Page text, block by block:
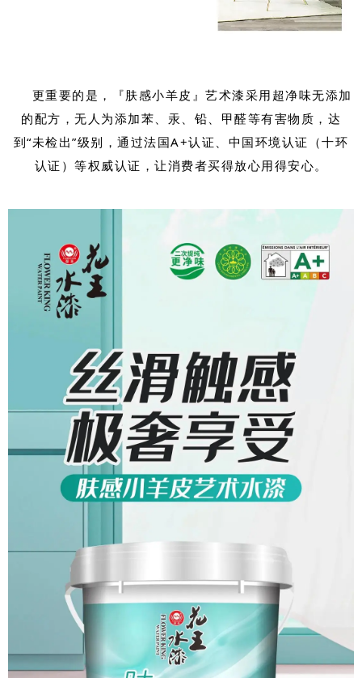
更重要的是，『肤感小羊皮』艺术漆采用超净味无添加
的配方，无人为添加苯、汞、铅、甲醛等有害物质，达
到“未检出”级别，通过法国A+认证、中国环境认证（十环
认证）等权威认证，让消费者买得放心用得安心。